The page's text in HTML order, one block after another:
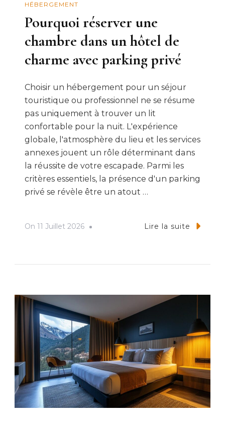
HÉBERGEMENT
Pourquoi réserver une
chambre dans un hôtel de
charme avec parking privé
Choisir un hébergement pour un séjour
touristique ou professionnel ne se résume
pas uniquement à trouver un lit
confortable pour la nuit. L'expérience
globale, l'atmosphère du lieu et les services
annexes jouent un rôle déterminant dans
la réussite de votre escapade. Parmi les
critères essentiels, la présence d'un parking
privé se révèle être un atout …
On 11 Juillet 2026 Lire la suite